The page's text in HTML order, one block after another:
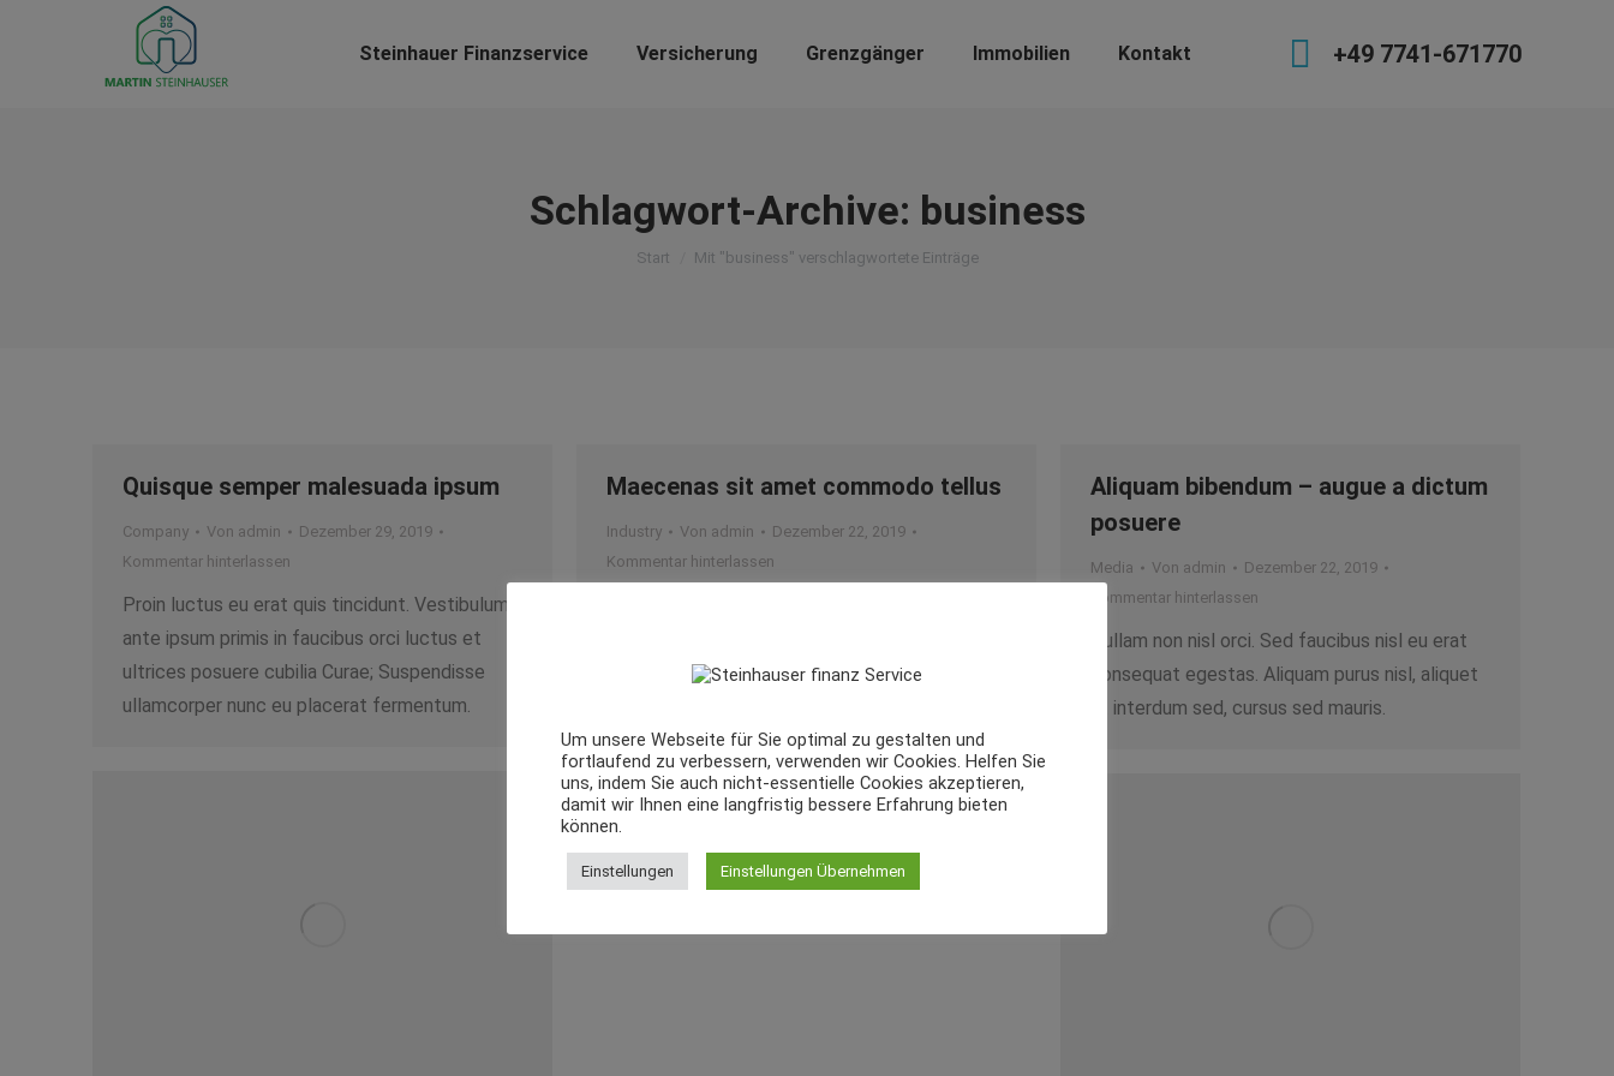
Steinhauer Finanzservice Versicherung Grenzgänger Immobilien Kontakt +49 7741-671770
Schlagwort-Archive: business
Sie befinden sich hier:
Start Mit "business" verschlagwortete Einträge
Quisque semper malesuada ipsum
Company Von admin
Dezember 29, 2019
Kommentar hinterlassen
Proin luctus eu erat quis tincidunt. Vestibulum
ante ipsum primis in faucibus orci luctus et
ultrices posuere cubilia Curae; Suspendisse
ullamcorper nunc eu placerat fermentum.
Maecenas sit amet commodo tellus
Industry Von admin
Dezember 22, 2019
Kommentar hinterlassen
ante, vitae pretium lacus vehicula. Sed rhoncus
egestas ut. Nam et urna ante, vitae pretium
lacus.
Aliquam bibendum – augue a dictum
posuere
Media Von admin
Dezember 22, 2019
Kommentar hinterlassen
Nullam non nisl orci. Sed faucibus nisl eu erat
consequat egestas. Aliquam purus nisl, aliquet
ut interdum sed, cursus sed mauris.
Um unsere Webseite für Sie optimal zu gestalten und
fortlaufend zu verbessern, verwenden wir Cookies. Helfen Sie
uns, indem Sie auch nicht-essentielle Cookies akzeptieren,
damit wir Ihnen eine langfristig bessere Erfahrung bieten
können.
Einstellungen Einstellungen Übernehmen